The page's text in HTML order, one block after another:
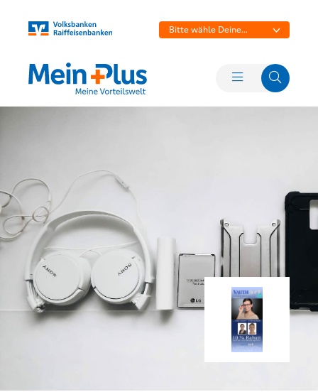
Bitte wähle Deine